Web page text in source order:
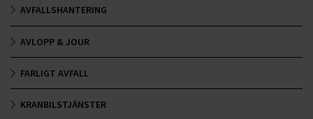
AVFALLSHANTERING
AVLOPP & JOUR
FARLIGT AVFALL
KRANBILSTJÄNSTER